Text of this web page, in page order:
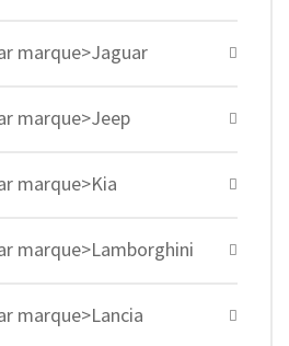
marque>Jaguar
marque>Jeep
marque>Kia
marque>Lamborghini
marque>Lancia